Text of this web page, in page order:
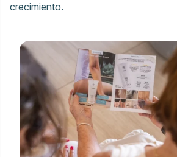
crecimiento.